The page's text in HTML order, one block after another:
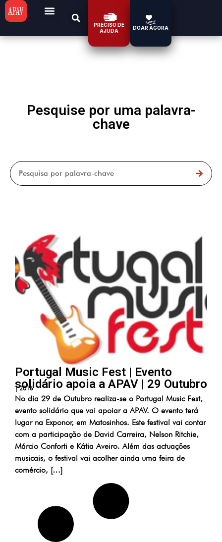
PRECISO DE
AJUDA
DOAR AGORA
Pesquise por uma palavra-
chave
Portugal Music Fest | Evento
solidário apoia a APAV | 29 Outubro
| 2016
No dia 29 de Outubro realiza-se o Portugal Music Fest,
evento solidário que vai apoiar a APAV. O evento terá
lugar na Exponor, em Matosinhos. Este festival vai contar
com a participação de David Carreira, Nelson Ritchie,
Márcio Conforti e Kátia Aveiro. Além das actuações
musicais, o festival vai acolher ainda uma feira de
comércio, […]